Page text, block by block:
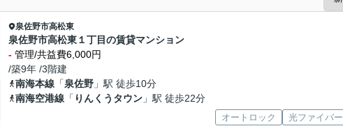
泉佐野市高松東
泉佐野市高松東１丁目の賃貸マンション
- 管理/共益費6,000円
/築9年 /3階建
南海本線 「泉佐野 」駅 徒歩10分
南海空港線 「 りんくうタウン 」駅 徒歩22分
オートロック 光ファイバー